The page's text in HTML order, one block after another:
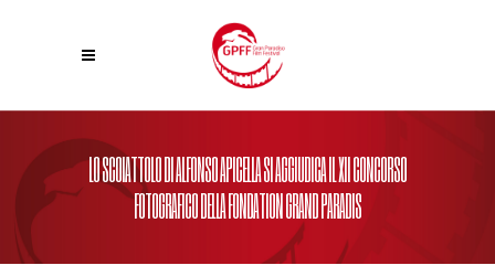
LO SCOIATTOLO DI ALFONSO APICELLA SI AGGIUDICA IL XII CONCORSO
FOTOGRAFICO DELLA FONDATION GRAND PARADIS